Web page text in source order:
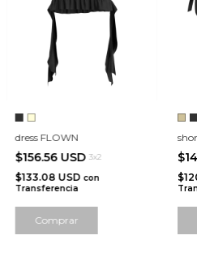
dress FLOWN
$156.56 USD3x2
$133.08 USDcon
Transferencia
Comprar